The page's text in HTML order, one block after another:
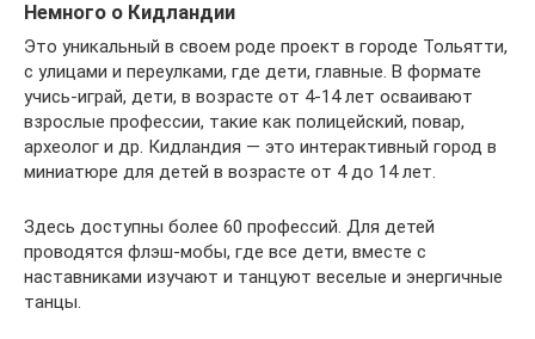
Немного о Кидландии
Это уникальный в своем роде проект в городе Тольятти,
с улицами и переулками, где дети, главные. В формате
учись-играй, дети, в возрасте от 4-14 лет осваивают
взрослые профессии, такие как полицейский, повар,
археолог и др. Кидландия — это интерактивный город в
миниатюре для детей в возрасте от 4 до 14 лет.
Здесь доступны более 60 профессий. Для детей
проводятся флэш-мобы, где все дети, вместе с
наставниками изучают и танцуют веселые и энергичные
танцы.